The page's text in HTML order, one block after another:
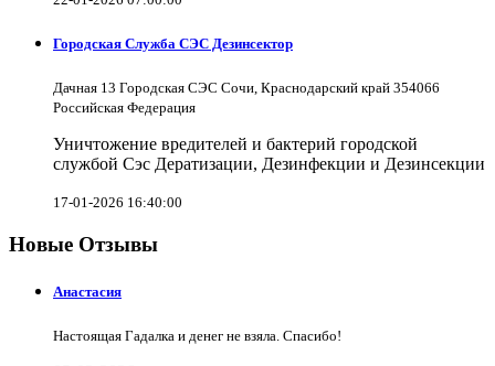
Городская Служба СЭС Дезинсектор
Дачная 13 Городская СЭС Сочи, Краснодарский край 354066
Российская Федерация
Уничтожение вредителей и бактерий городской
службой Сэс Дератизации, Дезинфекции и Дезинсекции
17-01-2026 16:40:00
Новые Отзывы
Анастасия
Настоящая Гадалка и денег не взяла. Спасибо!